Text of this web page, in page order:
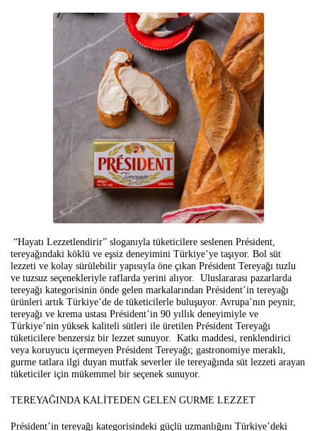
“Hayatı Lezzetlendirir” sloganıyla tüketicilere seslenen Président,
tereyağındaki köklü ve eşsiz deneyimini Türkiye’ye taşıyor. Bol süt
lezzeti ve kolay sürülebilir yapısıyla öne çıkan Président Tereyağı tuzlu
ve tuzsuz seçenekleriyle raflarda yerini alıyor.
Uluslararası pazarlarda
tereyağı kategorisinin önde gelen markalarından Président’in tereyağı
ürünleri artık Türkiye’de de tüketicilerle buluşuyor. Avrupa’nın peynir,
tereyağı ve krema ustası Président’in 90 yıllık deneyimiyle ve
Türkiye’nin yüksek kaliteli sütleri ile üretilen Président Tereyağı
tüketicilere benzersiz bir lezzet sunuyor. Katkı maddesi, renklendirici
veya koruyucu içermeyen Président Tereyağı; gastronomiye meraklı,
gurme tatlara ilgi duyan mutfak severler ile tereyağında süt lezzeti arayan
tüketiciler için mükemmel bir seçenek sunuyor.
TEREYAĞINDA KALİTEDEN GELEN GURME LEZZET
Président’in tereyağı kategorisindeki güçlü uzmanlığını Türkiye’deki